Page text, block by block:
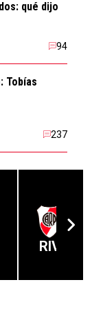
qué dijo
94
Tobías
237
RIV